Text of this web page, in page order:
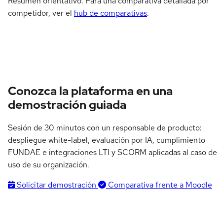
competidor, ver el hub de comparativas.
Conozca la plataforma en una
demostración guiada
Sesión de 30 minutos con un responsable de producto:
despliegue white-label, evaluación por IA, cumplimiento
FUNDAE e integraciones LTI y SCORM aplicadas al caso de
uso de su organización.
Solicitar demostración
Comparativa frente a Moodle